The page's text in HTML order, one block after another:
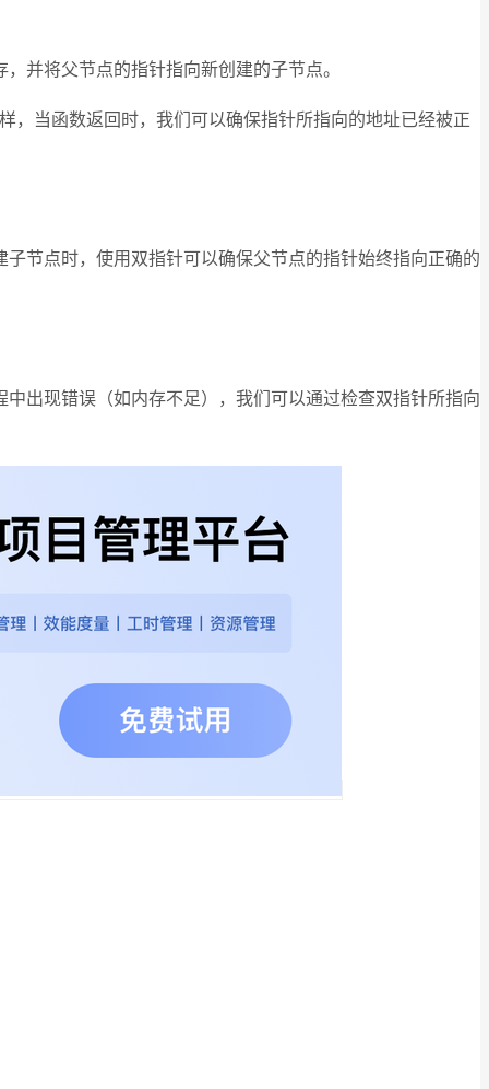
并将父节点的指针指向新创建的子节点。
当函数返回时，我们可以确保指针所指向的地址已经被正
节点时，使用双指针可以确保父节点的指针始终指向正确的
出现错误（如内存不足），我们可以通过检查双指针所指向